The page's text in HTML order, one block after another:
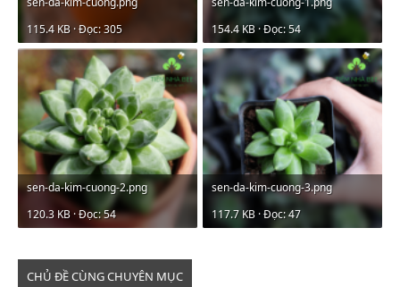
115.4 KB · Đọc: 305
154.4 KB · Đọc: 54
sen-da-kim-cuong-2.png
120.3 KB · Đọc: 54
sen-da-kim-cuong-3.png
117.7 KB · Đọc: 47
CHỦ ĐỀ CÙNG CHUYÊN MỤC